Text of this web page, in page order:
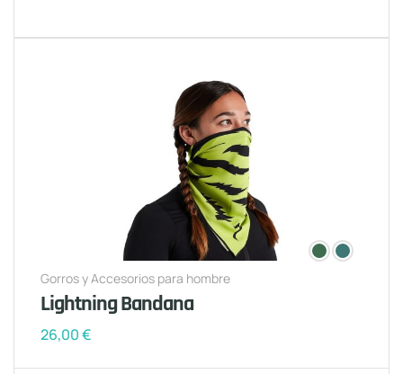
Gorros y Accesorios para hombre
Lightning Bandana
26,00€